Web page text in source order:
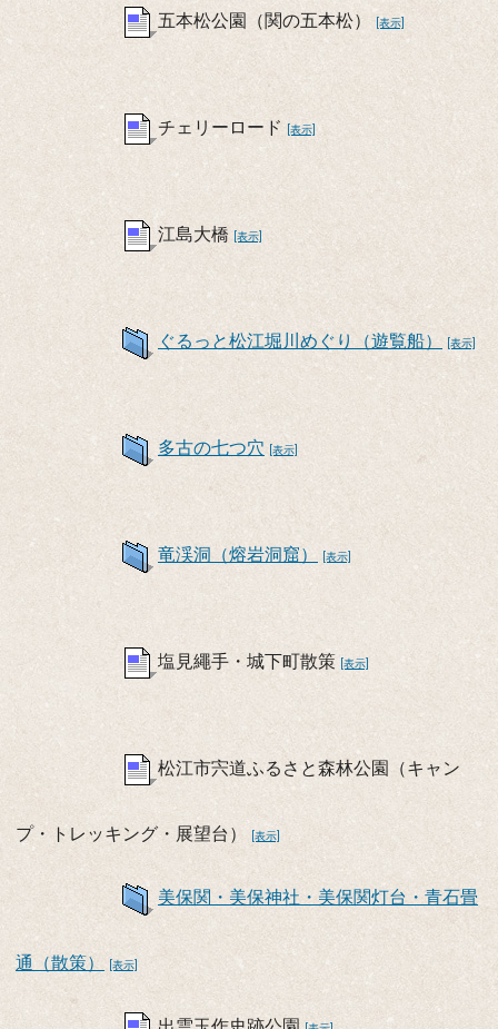
五本松公園（関の五本松） [表示]
チェリーロード [表示]
江島大橋 [表示]
ぐるっと松江堀川めぐり（遊覧船） [表示]
多古の七つ穴 [表示]
竜渓洞（熔岩洞窟） [表示]
塩見繩手・城下町散策 [表示]
松江市宍道ふるさと森林公園（キャン
プ・トレッキング・展望台） [表示]
美保関・美保神社・美保関灯台・青石畳
通（散策） [表示]